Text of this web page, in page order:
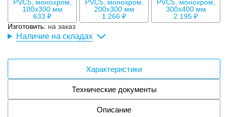
Изготовить: на заказ
633 ₽ 1 266 ₽ 2 195 ₽
Наличие на складах
Характеристики
Технические документы
Описание